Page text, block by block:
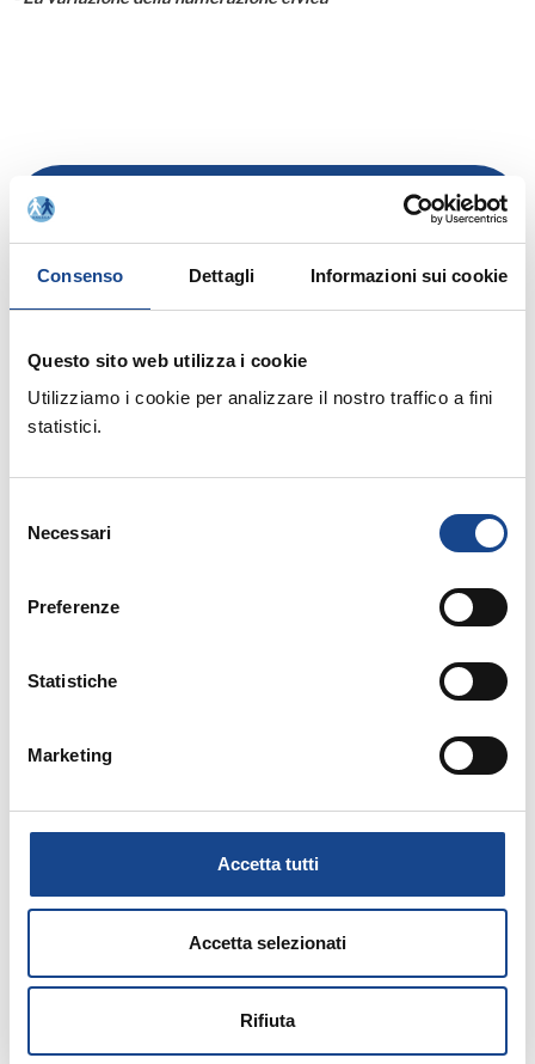
Consenso Dettagli Informazioni sui cookie
Questo sito web utilizza i cookie
Utilizziamo i cookie per analizzare il nostro traffico a fini
statistici.
delNecessari
Preferenze
Statistiche
Marketing
Accetta tutti
Accetta selezionati
Rifiuta
Allegati:
MATERIALE DIDATTICO